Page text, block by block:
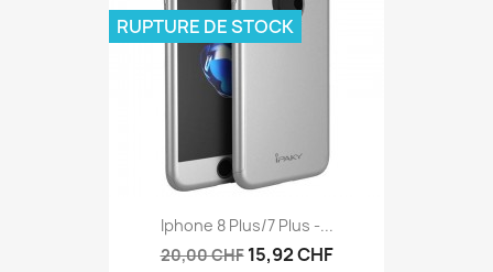
Iphone 8 Plus/7 Plus -...
20,00 CHF 15,92 CHF
RUPTURE DE STOCK